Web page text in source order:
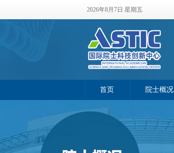
2026年8月7日 星期五
首页 院士概况